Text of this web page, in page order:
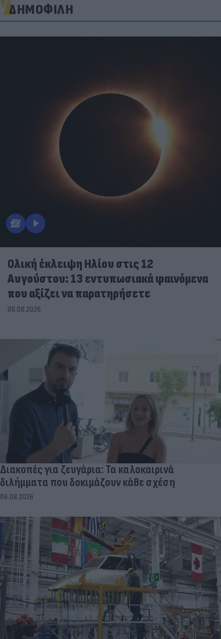
ΔΗΜΟΦΙΛΗ
Ολική έκλειψη Ηλίου στις 12
Αυγούστου: 13 εντυπωσιακά φαινόμενα
που αξίζει να παρατηρήσετε
06.08.2026
Διακοπές για ζευγάρια: Τα καλοκαιρινά
διλήμματα που δοκιμάζουν κάθε σχέση
06.08.2026